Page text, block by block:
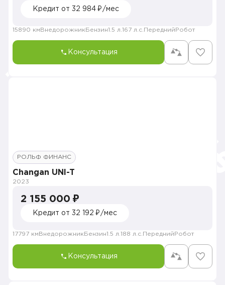
Кредит от 32 984 ₽/мес
15890 км Внедорожник Бензин1.5 л. 167 л.с. Передний Робот
Консультация
РОЛЬФ ФИНАНС
Changan UNI-T
2023
2 155 000 ₽
Кредит от 32 192 ₽/мес
17797 км Внедорожник Бензин1.5 л. 188 л.с. Передний Робот
Консультация